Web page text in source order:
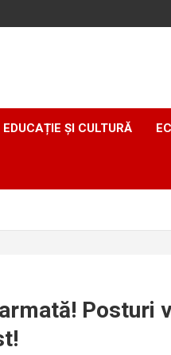
EDUCAȚIE ȘI CULTURĂ
Posturi